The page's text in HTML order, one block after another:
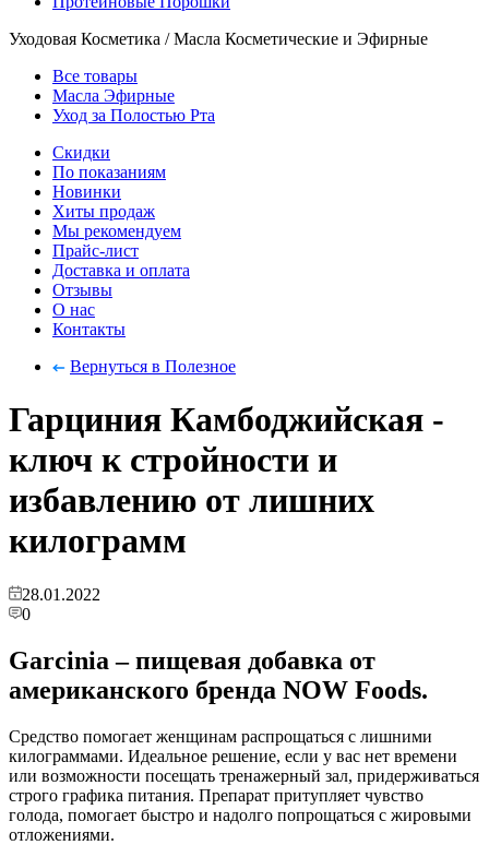
Уходовая Косметика / Масла Косметические и Эфирные
Все товары
Масла Эфирные
Уход за Полостью Рта
Скидки
По показаниям
Новинки
Хиты продаж
Мы рекомендуем
Прайс-лист
Доставка и оплата
Отзывы
О нас
Контакты
Вернуться в Полезное
Гарциния Камбоджийская -
ключ к стройности и
избавлению от лишних
килограмм
28.01.2022
0
Garcinia – пищевая добавка от
американского бренда NOW Foods.
Средство помогает женщинам распрощаться с лишними
килограммами. Идеальное решение, если у вас нет времени
или возможности посещать тренажерный зал, придерживаться
строго графика питания. Препарат притупляет чувство
голода, помогает быстро и надолго попрощаться с жировыми
отложениями.